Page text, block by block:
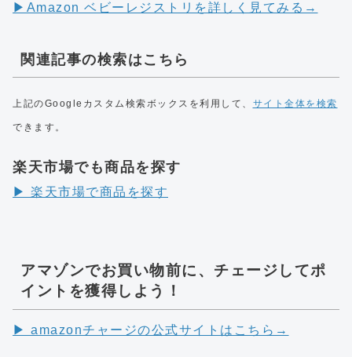
▶︎Amazon ベビーレジストリを詳しく見てみる→
関連記事の検索はこちら
上記のGoogleカスタム検索ボックスを利用して、 サイト全体を検索
できます。
楽天市場でも商品を探す
▶︎ 楽天市場で商品を探す
アマゾンでお買い物前に、チェージしてポ
イントを獲得しよう！
▶︎ amazonチャージの公式サイトはこちら→